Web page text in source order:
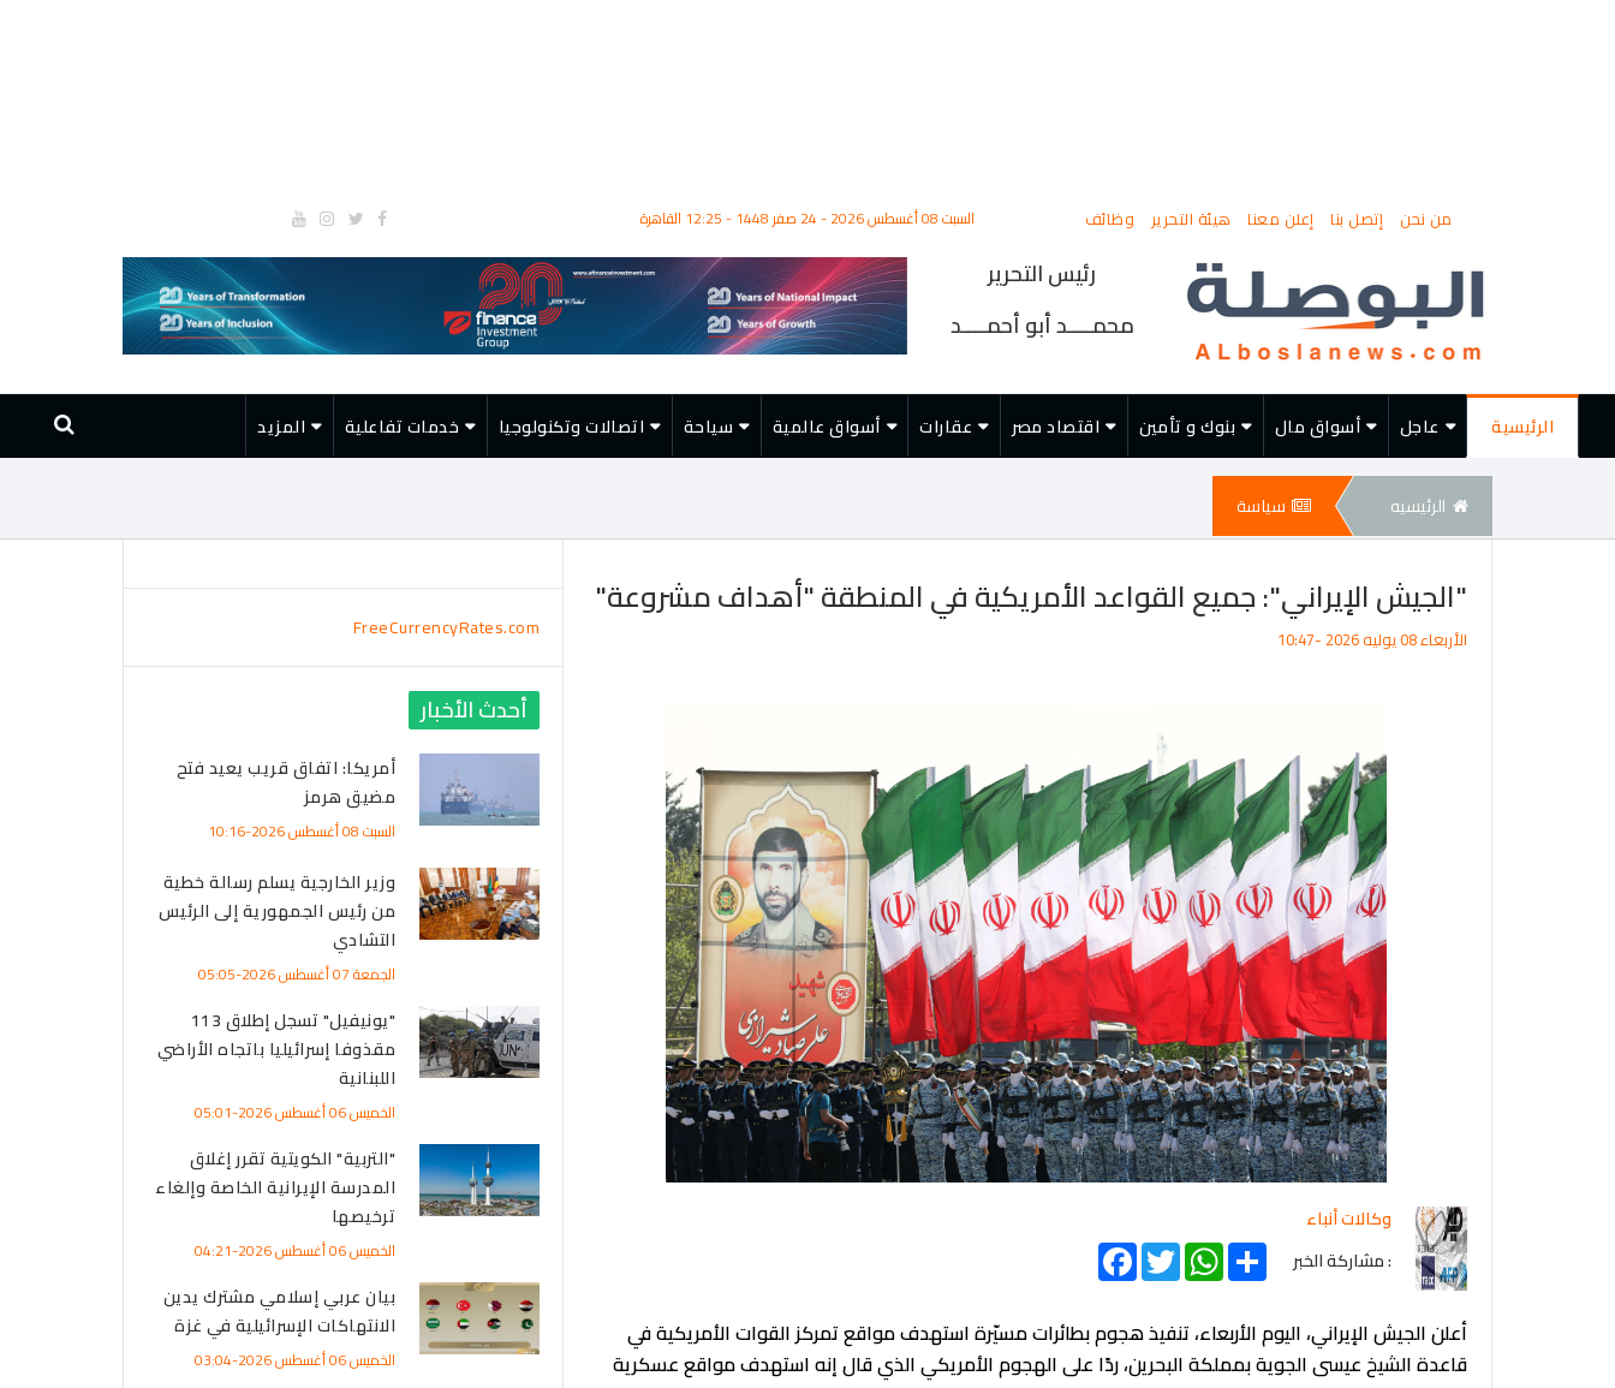
من نحن إتصل بنا إعلن معنا هيئة التحرير وظائف السبت 08 أغسطس 2026 - 24 صفر 1448 - 12:25 القاهرة
رئيس التحرير
محمــــد أبو أحمــــد
الرئيسية عاجل أسواق مال بنوك و تأمين اقتصاد مصر عقارات أسواق عالمية سياحة اتصالات وتكنولوجيا خدمات تفاعلية المزيد
الرئيسيه سياسة
"الجيش الإيراني": جميع القواعد الأمريكية في المنطقة "أهداف مشروعة"
الأربعاء 08 يوليه 2026 -10:47
وكالات أنباء
: مشاركة الخبر
FacebookTwitter
WhatsAppShare
أعلن الجيش الإيراني، اليوم الأربعاء، تنفيذ هجوم بطائرات مسيّرة استهدف مواقع تمركز القوات الأمريكية في
قاعدة الشيخ عيسى الجوية بمملكة البحرين، ردًا على الهجوم الأمريكي الذي قال إنه استهدف مواقع عسكرية
FreeCurrencyRates.com
أحدث الأخبار
أمريكا: اتفاق قريب يعيد فتح
مضيق هرمز
السبت 08 أغسطس 2026-10:16
وزير الخارجية يسلم رسالة خطية
من رئيس الجمهورية إلى الرئيس
التشادي
الجمعة 07 أغسطس 2026-05:05
"يونيفيل" تسجل إطلاق 113
مقذوفا إسرائيليا باتجاه الأراضي
اللبنانية
الخميس 06 أغسطس 2026-05:01
"التربية" الكويتية تقرر إغلاق
المدرسة الإيرانية الخاصة وإلغاء
ترخيصها
الخميس 06 أغسطس 2026-04:21
بيان عربي إسلامي مشترك يدين
الانتهاكات الإسرائيلية في غزة
الخميس 06 أغسطس 2026-03:04